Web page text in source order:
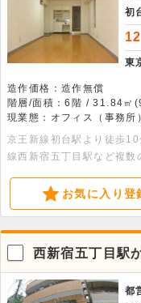
初
東
造作価格：造作無償
階層/面積：6階 / 31.84㎡
現業態：オフィス（事務所
京王新線初台駅より徒歩
線西新宿五丁目駅など複数
お気に入り登
西新宿五丁目駅
す。
都